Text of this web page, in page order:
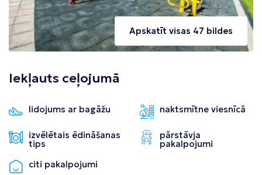
Apskatīt visas 47 bildes
Iekļauts ceļojumā
lidojums ar bagāžu naktsmītne viesnīcā
izvēlētais ēdināšanas
tips
pārstāvja
pakalpojumi
citi pakalpojumi